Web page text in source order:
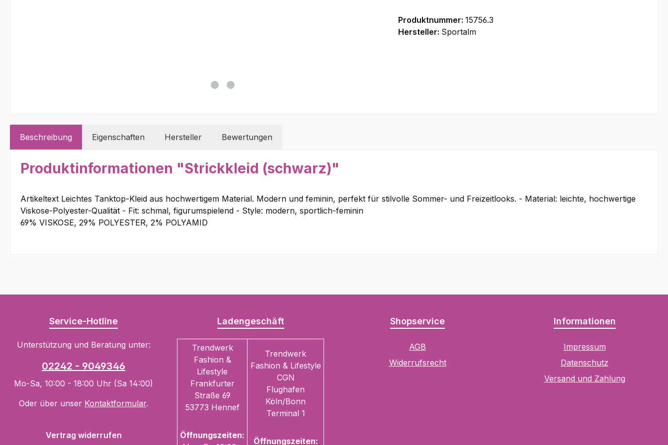
Produktnummer: 15756.3
Hersteller: Sportalm
Beschreibung Eigenschaften Hersteller Bewertungen
Produktinformationen "Strickkleid (schwarz)"
Artikeltext Leichtes Tanktop-Kleid aus hochwertigem Material. Modern und feminin, perfekt für stilvolle Sommer- und Freizeitlooks. - Material: leichte, hochwertige
Viskose-Polyester-Qualität - Fit: schmal, figurumspielend - Style: modern, sportlich-feminin
69% VISKOSE, 29% POLYESTER, 2% POLYAMID
Service-Hotline
Unterstützung und Beratung unter:
02242 - 9049346
Mo-Sa, 10:00 - 18:00 Uhr (Sa 14:00)
Oder über unser Kontaktformular.
Vertrag widerrufen
Ladengeschäft
Trendwerk
Fashion &
Lifestyle
Frankfurter
Straße 69
53773 Hennef
Öffnungszeiten:
Trendwerk
Fashion & Lifestyle
CGN
Flughafen
Köln/Bonn
Terminal 1
Öffnungszeiten:
Shopservice
AGB
Widerrufsrecht
Informationen
Impressum
Datenschutz
Versand und Zahlung